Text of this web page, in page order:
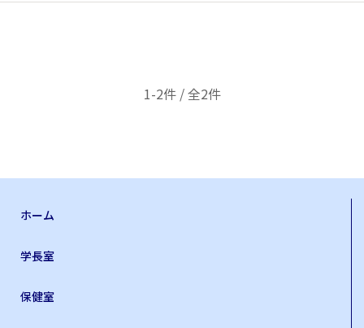
1-2件 / 全2件
ホーム
学長室
保健室